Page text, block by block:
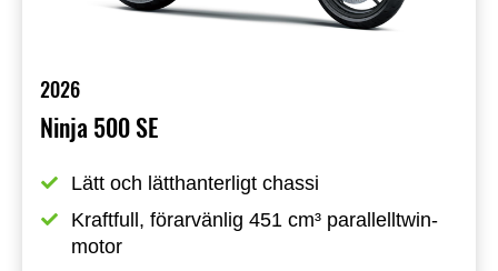
2026
Ninja 500 SE
Lätt och lätthanterligt chassi
Kraftfull, förarvänlig 451 cm³ parallelltwin-
motor